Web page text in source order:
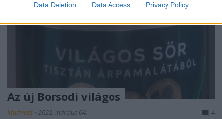
Data Deletion Data Access Privacy Policy
Az új Borsodi világos
Madnezz • 2022. március 04. 4